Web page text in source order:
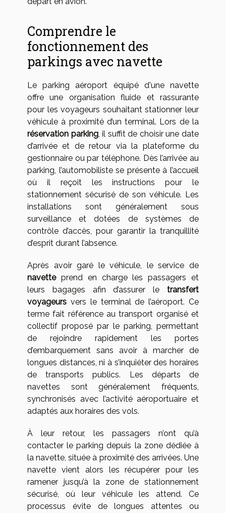
Comprendre le
fonctionnement des
parkings avec navette
Le parking aéroport équipé d'une navette
offre une organisation fluide et rassurante
pour les voyageurs souhaitant stationner leur
véhicule à proximité d’un terminal. Lors de la
réservation parking, il suffit de choisir une date
d’arrivée et de retour via la plateforme du
gestionnaire ou par téléphone. Dès l’arrivée au
parking, l’automobiliste se présente à l’accueil
où il reçoit les instructions pour le
stationnement sécurisé de son véhicule. Les
installations sont généralement sous
surveillance et dotées de systèmes de
contrôle d’accès, pour garantir la tranquillité
d’esprit durant l’absence.
Après avoir garé le véhicule, le service de
navetteprend en charge les passagers et
leurs bagages afin d’assurer le transfert
voyageurs vers le terminal de l’aéroport. Ce
terme fait référence au transport organisé et
collectif proposé par le parking, permettant
de rejoindre rapidement les portes
d’embarquement sans avoir à marcher de
longues distances, ni à s’inquiéter des horaires
de transports publics. Les départs de
navettes sont généralement fréquents,
synchronisés avec l’activité aéroportuaire et
adaptés aux horaires des vols.
À leur retour, les passagers n’ont qu’à
contacter le parking depuis la zone dédiée à
la navette, située à proximité des arrivées. Une
navette vient alors les récupérer pour les
ramener jusqu’à la zone de stationnement
sécurisé, où leur véhicule les attend. Ce
processus évite de longues attentes ou